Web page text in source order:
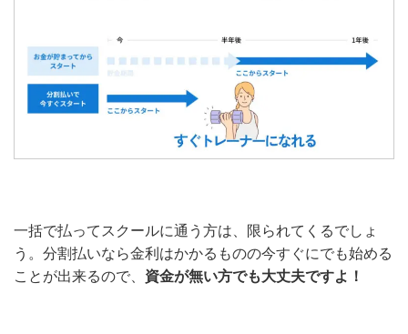
一括で払ってスクールに通う方は、限られてくるでしょ
う。分割払いなら金利はかかるものの今すぐにでも始める
ことが出来るので、 資金が無い方でも大丈夫ですよ！